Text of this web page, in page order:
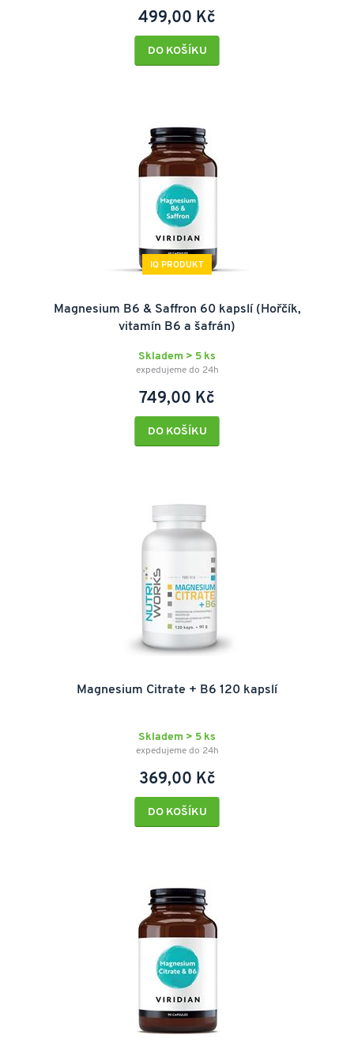
499,00 Kč
DO KOŠÍKU
IQ PRODUKT
Magnesium B6 & Saffron 60 kapslí (Hořčík,
vitamín B6 a šafrán)
Skladem > 5 ks
expedujeme do 24h
749,00 Kč
DO KOŠÍKU
Magnesium Citrate + B6 120 kapslí
Skladem > 5 ks
expedujeme do 24h
369,00 Kč
DO KOŠÍKU